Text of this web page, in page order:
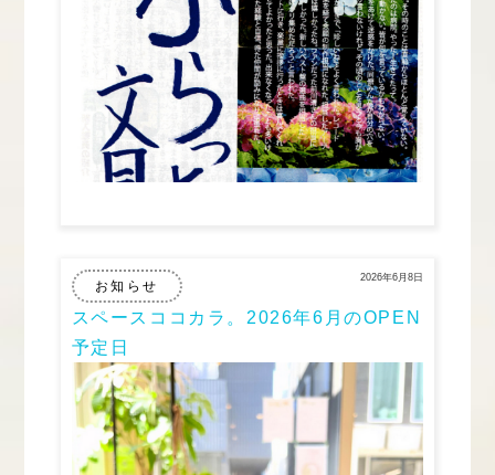
お知らせ
2026年6月8日
スペースココカラ。2026年6月のOPEN
予定日